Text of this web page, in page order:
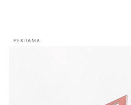
РЕКЛАМА